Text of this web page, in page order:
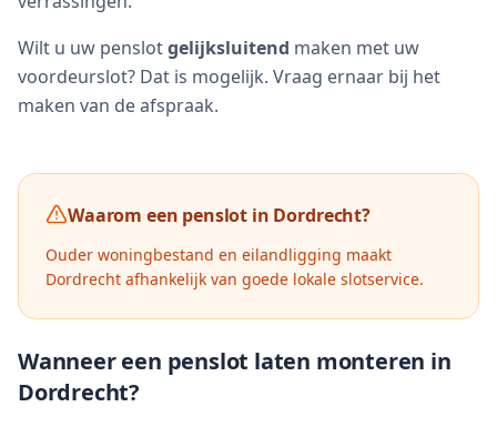
Wilt u uw penslotgelijksluitend maken met uw
voordeurslot? Dat is mogelijk. Vraag ernaar bij het
maken van de afspraak.
Waarom een penslot in Dordrecht?
Ouder woningbestand en eilandligging maakt
Dordrecht afhankelijk van goede lokale slotservice.
Wanneer een penslot laten monteren in
Dordrecht?